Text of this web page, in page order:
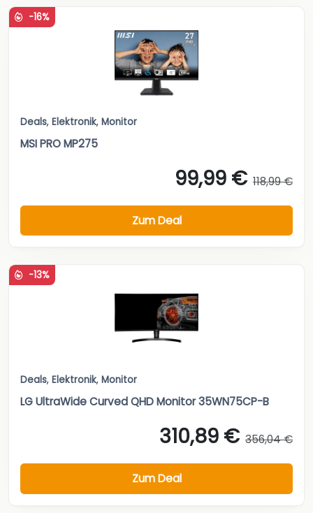
-16%
Deals, Elektronik, Monitor
MSI PRO MP275
99,99 € 118,99 €
Zum Deal
-13%
Deals, Elektronik, Monitor
LG UltraWide Curved QHD Monitor 35WN75CP-B
310,89 € 356,04 €
Zum Deal